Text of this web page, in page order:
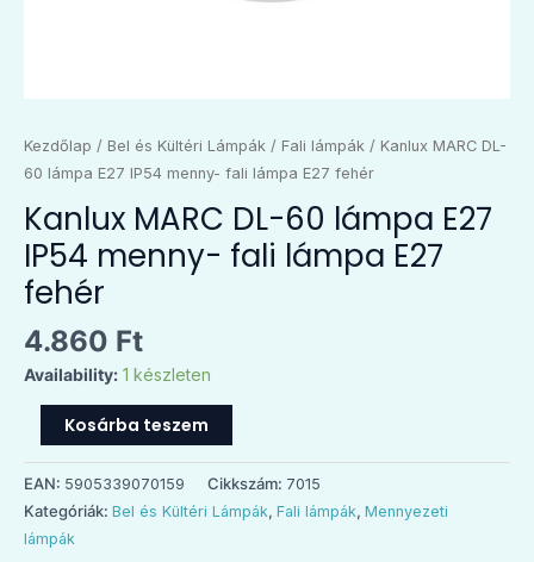
Kezdőlap / Bel és Kültéri Lámpák / Fali lámpák / Kanlux MARC DL-
60 lámpa E27 IP54 menny- fali lámpa E27 fehér
Kanlux MARC DL-60 lámpa E27
IP54 menny- fali lámpa E27
fehér
4.860 Ft
Availability: 1 készleten
Kosárba teszem
EAN: 5905339070159 Cikkszám: 7015
Kategóriák: Bel és Kültéri Lámpák, Fali lámpák, Mennyezeti
lámpák